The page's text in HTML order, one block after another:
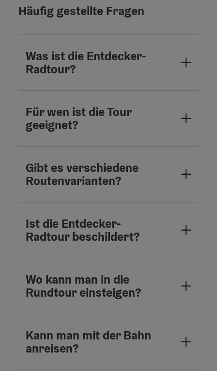
Häufig gestellte Fragen
Was ist die Entdecker-
Radtour?
Für wen ist die Tour
geeignet?
Gibt es verschiedene
Routenvarianten?
Ist die Entdecker-
Radtour beschildert?
Wo kann man in die
Rundtour einsteigen?
Kann man mit der Bahn
anreisen?